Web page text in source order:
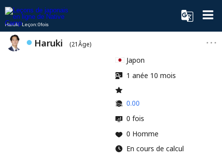
Haruki Leçon:0fois
Haruki (21Âge)
Japon
1 anée 10 mois
0.00
0 fois
0 Homme
En cours de calcul